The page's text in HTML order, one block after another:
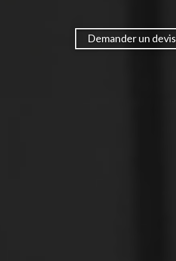
Demander un devis